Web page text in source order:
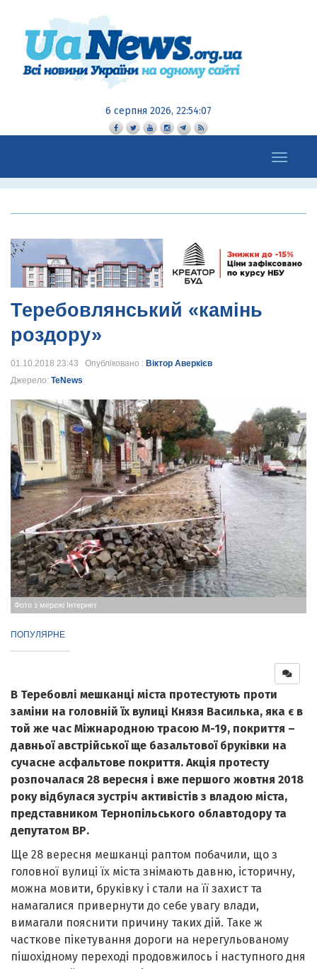
6 серпня 2026, 22:54:09
Toggle
navigation
Теребовлянський «камінь
роздору»
01.10.2018 23:43 Опубліковано : Віктор Аверкієв
Джерело: TeNews
Фото з мережі Інтернет
ПОПУЛЯРНЕ
В Теребовлі мешканці міста протестують проти
заміни на головній їх вулиці Князя Василька, яка є в
той же час Міжнародною трасою М-19, покриття –
давньої австрійської ще базальтової бруківки на
сучасне асфальтове покриття. Акція протесту
розпочалася 28 вересня і вже першого жовтня 2018
року відбулася зустріч активістів з владою міста,
представником Тернопільського облавтодору та
депутатом ВР.
Ще 28 вересня мешканці раптом побачили, що з
головної вулиці їх міста знімають давню, історичну,
можна мовити, бруківку і стали на її захист та
намагалися привернути до себе увагу влади,
вимагали пояснити причину таких дій. Таке ж
часткове пікетування дороги на нерегульованому
пішохідному переході продовжилось і наступного дня